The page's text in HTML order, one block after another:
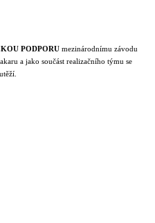
PODPORU mezinárodnímu závodu
a jako součást realizačního týmu se